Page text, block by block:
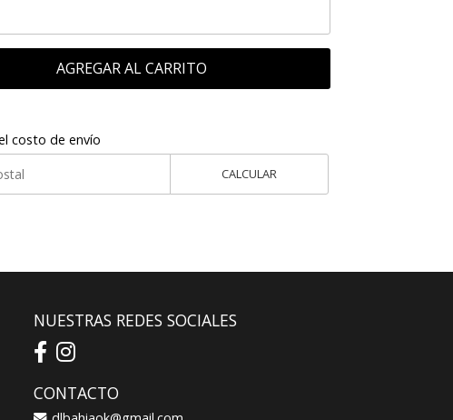
AGREGAR AL CARRITO
costo de envío
CALCULAR
NUESTRAS REDES SOCIALES
CONTACTO